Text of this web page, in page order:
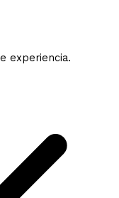
experiencia.